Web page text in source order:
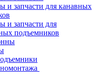
и запчасти для канавных
и запчасти для
подъемников